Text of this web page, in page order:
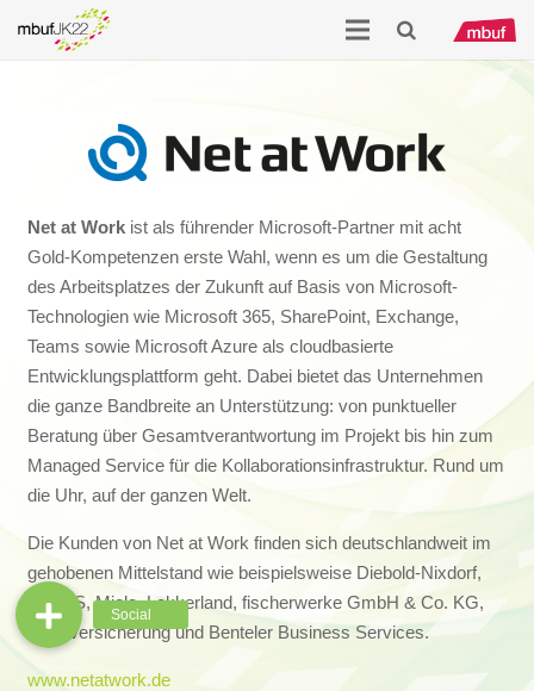
Net at Workist als führender Microsoft-Partner mit acht
Gold-Kompetenzen erste Wahl, wenn es um die Gestaltung
des Arbeitsplatzes der Zukunft auf Basis von Microsoft-
Technologien wie Microsoft 365, SharePoint, Exchange,
Teams sowie Microsoft Azure als cloudbasierte
Entwicklungsplattform geht. Dabei bietet das Unternehmen
die ganze Bandbreite an Unterstützung: von punktueller
Beratung über Gesamtverantwortung im Projekt bis hin zum
Managed Service für die Kollaborationsinfrastruktur. Rund um
die Uhr, auf der ganzen Welt.
Die Kunden von Net at Work finden sich deutschlandweit im
gehobenen Mittelstand wie beispielsweise Diebold-Nixdorf,
CLAAS, Miele, Lekkerland, fischerwerke GmbH & Co. KG,
LVM Versicherung und Benteler Business Services.
www.netatwork.de